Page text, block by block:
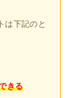
は下記のと
きる